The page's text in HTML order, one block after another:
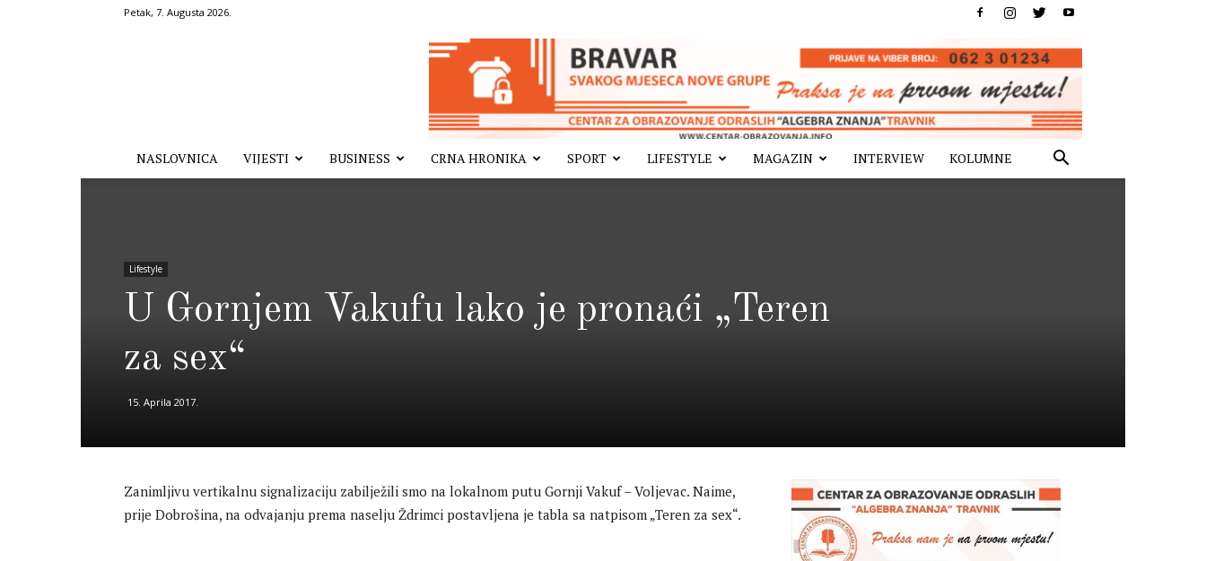
Petak, 7. Augusta 2026.
NASLOVNICA VIJESTI BUSINESS CRNA HRONIKA SPORT LIFESTYLE MAGAZIN INTERVIEW KOLUMNE
Lifestyle
U Gornjem Vakufu lako je pronaći „Teren
za sex“
15. Aprila 2017.
Zanimljivu vertikalnu signalizaciju zabilježili smo na lokalnom putu Gornji Vakuf – Voljevac. Naime,
prije Dobrošina, na odvajanju prema naselju Ždrimci postavljena je tabla sa natpisom „Teren za sex“.